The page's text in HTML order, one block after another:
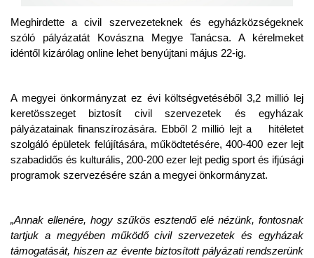
Meghirdette a civil szervezeteknek és egyházközségeknek
szóló pályázatát Kovászna Megye Tanácsa. A kérelmeket
idéntől kizárólag online lehet benyújtani május 22-ig.
A megyei önkormányzat ez évi költségvetéséből 3,2 millió lej
keretösszeget biztosít civil szervezetek és egyházak
pályázatainak finanszírozására. Ebből 2 millió lejt a hitéletet
szolgáló épületek felújítására, működtetésére, 400-400 ezer lejt
szabadidős és kulturális, 200-200 ezer lejt pedig sport és ifjúsági
programok szervezésére szán a megyei önkormányzat.
„Annak ellenére, hogy szűkös esztendő elé nézünk, fontosnak
tartjuk a megyében működő civil szervezetek és egyházak
támogatását, hiszen az évente biztosított pályázati rendszerünk